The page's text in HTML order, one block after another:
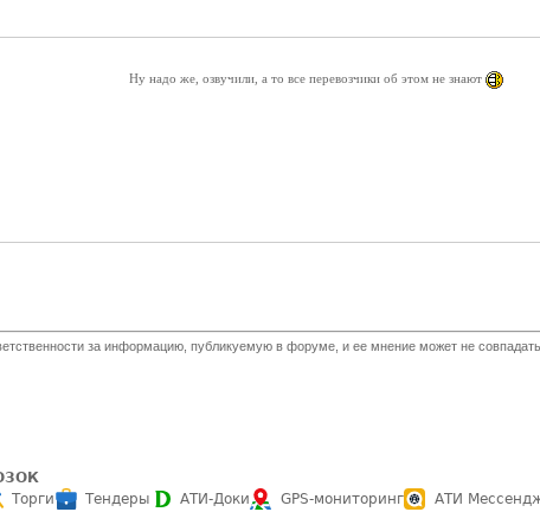
Ну надо же, озвучили, а то все перевозчики об этом не знают
за информацию, публикуемую в форуме, и ее мнение может не
Торги Тендеры АТИ-Доки GPS-мониторинг АТИ